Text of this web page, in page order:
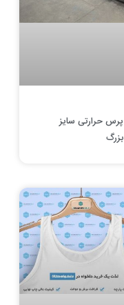
پرس حرارتی سایز
بزرگ